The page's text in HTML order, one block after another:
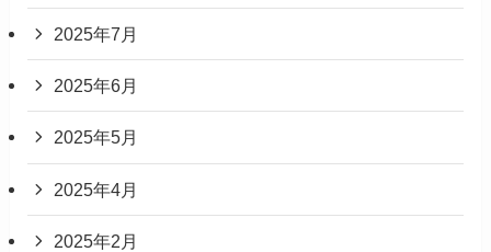
2025年7月
2025年6月
2025年5月
2025年4月
2025年2月